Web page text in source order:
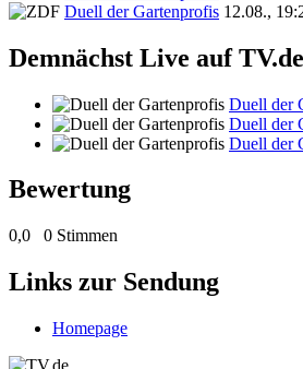
Duell der Gartenprofis 12.08.,
Demnächst Live auf TV.de
Duell der
Duell der
Duell der
Bewertung
0,0 0 Stimmen
Links zur Sendung
Homepage